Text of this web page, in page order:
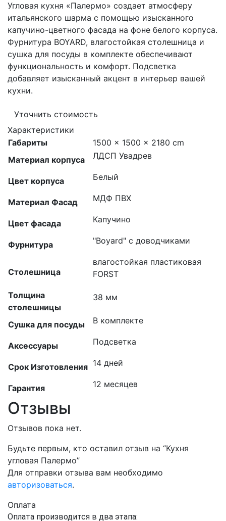
Угловая кухня «Палермо» создает атмосферу
итальянского шарма с помощью изысканного
капучино-цветного фасада на фоне белого корпуса.
Фурнитура BOYARD, влагостойкая столешница и
сушка для посуды в комплекте обеспечивают
функциональность и комфорт. Подсветка
добавляет изысканный акцент в интерьер вашей
кухни.
Уточнить стоимость
Характеристики
Габариты
1500 × 1500 × 2180 cm
Материал корпуса
ЛДСП Увадрев
Цвет корпуса Белый
Материал Фасад МДФ ПВХ
Цвет фасада Капучино
Фурнитура "Boyard" с доводчиками
Столешница
влагостойкая пластиковая
FORST
Толщина
столешницы
38 мм
Сушка для посуды В комплекте
Аксессуары Подсветка
Срок Изготовления 14 дней
Гарантия 12 месяцев
Отзывы
Отзывов пока нет.
Будьте первым, кто оставил отзыв на “Кухня
угловая Палермо”
Для отправки отзыва вам необходимо
авторизоваться.
Оплата
Оплата производится в два этапа: